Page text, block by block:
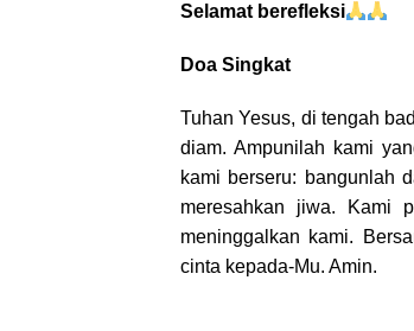
Selamat berefleksi
Doa Singkat
Tuhan Yesus, di tengah
diam. Ampunilah kami
kami berseru: bangunlah
meresahkan jiwa. Kami
meninggalkan kami.
cinta kepada-Mu. Amin.